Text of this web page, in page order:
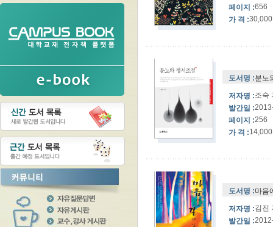
페이지 :656
가 격 :30,000
도서명 :분노
저자명 :조숙
발간일 :
페이지 :256
가 격 :14,000
도서명 :마음
저자명 :김진
발간일 :